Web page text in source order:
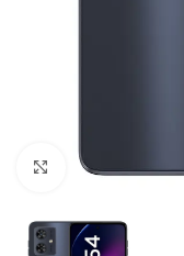
Click to enlarge